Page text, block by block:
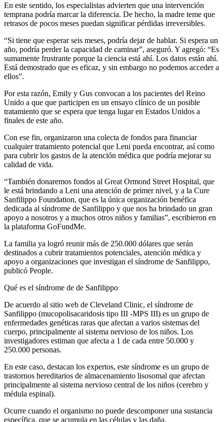
En este sentido, los especialistas advierten que una intervención
temprana podría marcar la diferencia. De hecho, la madre teme que
retrasos de pocos meses puedan significar pérdidas irreversibles.
“Si tiene que esperar seis meses, podría dejar de hablar. Si espera un
año, podría perder la capacidad de caminar”, aseguró. Y agregó: “Es
sumamente frustrante porque la ciencia está ahí. Los datos están ahí.
Está demostrado que es eficaz, y sin embargo no podemos acceder a
ellos”.
Por esta razón, Emily y Gus convocan a los pacientes del Reino
Unido a que que participen en un ensayo clínico de un posible
tratamiento que se espera que tenga lugar en Estados Unidos a
finales de este año.
Con ese fin, organizaron una colecta de fondos para financiar
cualquier tratamiento potencial que Leni pueda encontrar, así como
para cubrir los gastos de la atención médica que podría mejorar su
calidad de vida.
“También donaremos fondos al Great Ormond Street Hospital, que
le está brindando a Leni una atención de primer nivel, y a la Cure
Sanfilippo Foundation, que es la única organización benéfica
dedicada al síndrome de Sanfilippo y que nos ha brindado un gran
apoyo a nosotros y a muchos otros niños y familias”, escribieron en
la plataforma GoFundMe.
La familia ya logró reunir más de 250.000 dólares que serán
destinados a cubrir tratamientos potenciales, atención médica y
apoyo a organizaciones que investigan el síndrome de Sanfilippo,
publicó People.
Qué es el síndrome de de Sanfilippo
De acuerdo al sitio web de Cleveland Clinic, el síndrome de
Sanfilippo (mucopolisacaridosis tipo III -MPS III) es un grupo de
enfermedades genéticas raras que afectan a varios sistemas del
cuerpo, principalmente al sistema nervioso de los niños. Los
investigadores estiman que afecta a 1 de cada entre 50.000 y
250.000 personas.
En este caso, destacan los expertos, este síndrome es un grupo de
trastornos hereditarios de almacenamiento lisosomal que afectan
principalmente al sistema nervioso central de los niños (cerebro y
médula espinal).
Ocurre cuando el organismo no puede descomponer una sustancia
específica, que se acumula en las células y las daña.